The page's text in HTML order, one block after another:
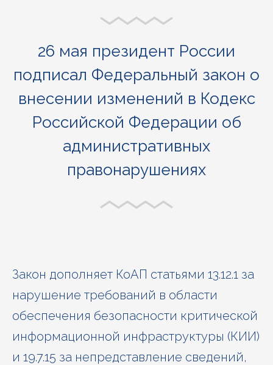
26 мая президент России
подписал Федеральный закон о
внесении изменений в Кодекс
Российской Федерации об
административных
правонарушениях
Закон дополняет КоАП статьями 13.12.1 за
нарушение требований в области
обеспечения безопасности критической
информационной инфраструктуры (КИИ)
и 19.7.15 за непредставление сведений,